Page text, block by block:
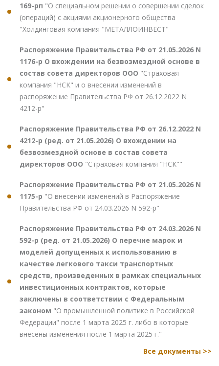
169-рп "О специальном решении о совершении сделок
(операций) с акциями акционерного общества
"Холдинговая компания "МЕТАЛЛОИНВЕСТ"
Распоряжение Правительства РФ от 21.05.2026 N
1176-р О вхождении на безвозмездной основе в
состав совета директоров ООО "Страховая
компания "НСК" и о внесении изменений в
распоряжение Правительства РФ от 26.12.2022 N
4212-р"
Распоряжение Правительства РФ от 26.12.2022 N
4212-р (ред. от 21.05.2026) О вхождении на
безвозмездной основе в состав совета
директоров ООО "Страховая компания "НСК""
Распоряжение Правительства РФ от 21.05.2026 N
1175-р "О внесении изменений в Распоряжение
Правительства РФ от 24.03.2026 N 592-р"
Распоряжение Правительства РФ от 24.03.2026 N
592-р (ред. от 21.05.2026) О перечне марок и
моделей допущенных к использованию в
качестве легкового такси транспортных
средств, произведенных в рамках специальных
инвестиционных контрактов, которые
заключены в соответствии с Федеральным
законом "О промышленной политике в Российской
Федерации" после 1 марта 2025 г. либо в которые
внесены изменения после 1 марта 2025 г."
Все документы >>